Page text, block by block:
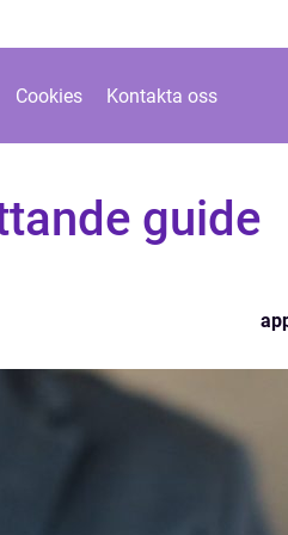
Cookies Kontakta oss
guide